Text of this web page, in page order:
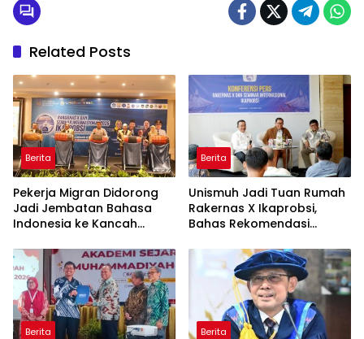
Related Posts
Berita
Pekerja Migran Didorong
Jadi Jembatan Bahasa
Indonesia ke Kancah
Berita
Unismuh Jadi Tuan Rumah
Rakernas X Ikaprobsi,
Bahas Rekomendasi
Indonesia di Tingkat
Global
Berita Berita